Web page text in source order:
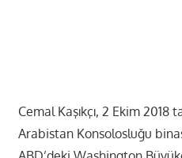
Cemal Kaşıkçı, 2 Ekim
Arabistan Konsolosluğu